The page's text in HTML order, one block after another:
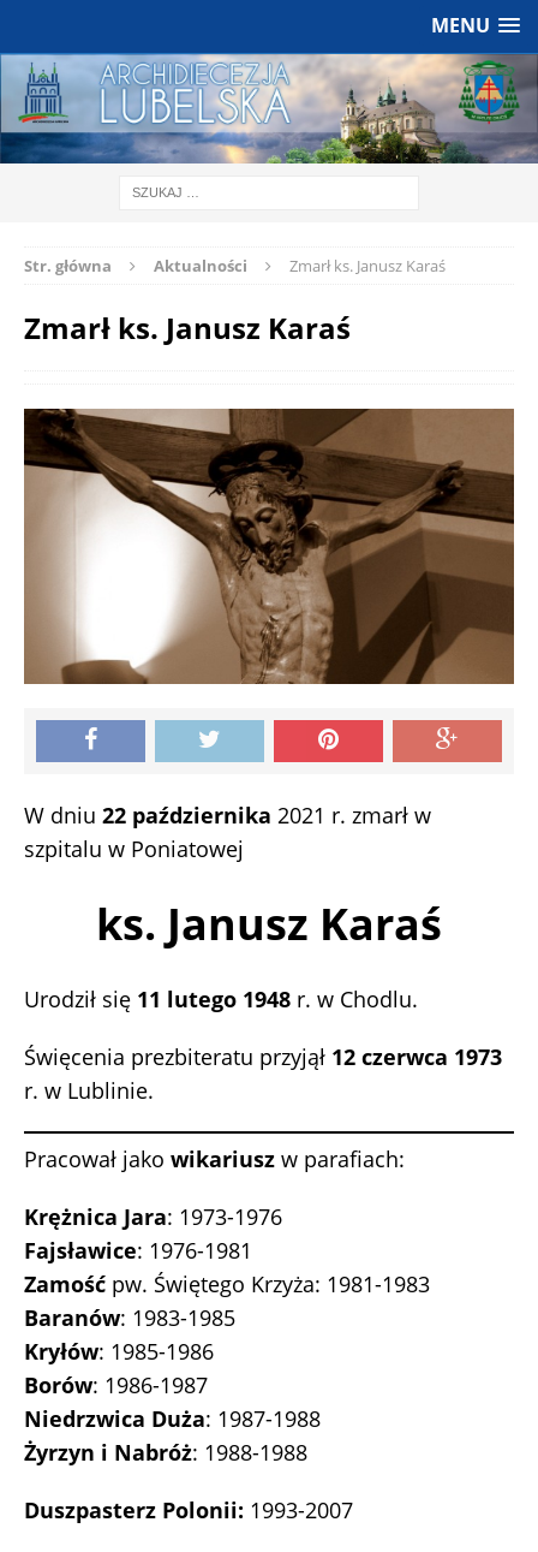
MENU
Str. główna Aktualności Zmarł ks. Janusz Karaś
Zmarł ks. Janusz Karaś
W dniu 22 października 2021 r. zmarł w
szpitalu w Poniatowej
ks. Janusz Karaś
Urodził się 11 lutego 1948 r. w Chodlu.
Święcenia prezbiteratu przyjął 12 czerwca 1973
r. w Lublinie.
Pracował jako wikariusz w parafiach:
Krężnica Jara: 1973-1976
Fajsławice: 1976-1981
Zamość pw. Świętego Krzyża: 1981-1983
Baranów: 1983-1985
Kryłów: 1985-1986
Borów: 1986-1987
Niedrzwica Duża: 1987-1988
Żyrzyn i Nabróż: 1988-1988
Duszpasterz Polonii: 1993-2007